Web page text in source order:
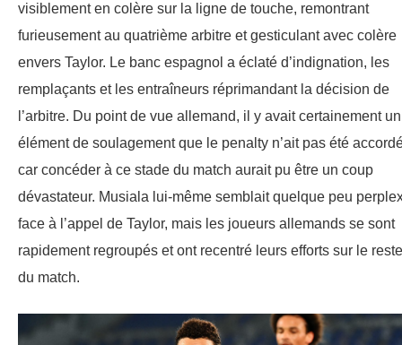
visiblement en colère sur la ligne de touche, remontrant
furieusement au quatrième arbitre et gesticulant avec colère
envers Taylor. Le banc espagnol a éclaté d’indignation, les
remplaçants et les entraîneurs réprimandant la décision de
l’arbitre. Du point de vue allemand, il y avait certainement un
élément de soulagement que le penalty n’ait pas été
car concéder à ce stade du match aurait pu être un coup
dévastateur. Musiala lui-même semblait quelque peu
face à l’appel de Taylor, mais les joueurs allemands se sont
rapidement regroupés et ont recentré leurs efforts sur le reste
du match.